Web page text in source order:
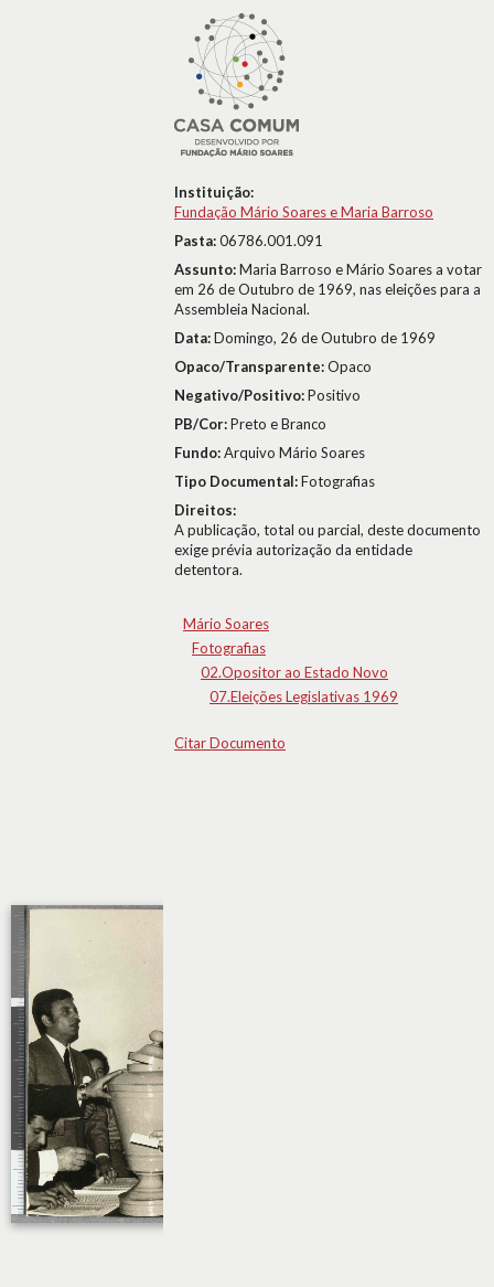
Instituição:
Fundação Mário Soares e Maria Barroso
Pasta:06786.001.091
Assunto:Maria Barroso e Mário Soares a votar
em 26 de Outubro de 1969, nas eleições para a
Assembleia Nacional.
Data:Domingo, 26 de Outubro de 1969
Opaco/Transparente:Opaco
Negativo/Positivo:Positivo
PB/Cor:Preto e Branco
Fundo:Arquivo Mário Soares
Tipo Documental:Fotografias
Direitos:
A publicação, total ou parcial, deste documento
exige prévia autorização da entidade
detentora.
Mário Soares
Fotografias
02.Opositor ao Estado Novo
07.Eleições Legislativas 1969
Citar Documento